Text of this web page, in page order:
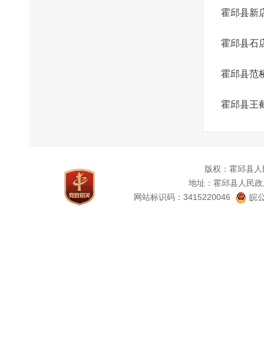
霍邱县新
霍邱县石
霍邱县范
霍邱县王
版权：霍邱县
地址：霍邱县人民
网站标识码：3415220046
皖